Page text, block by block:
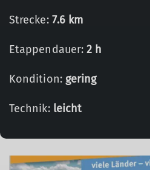
Strecke: 7.6 km
Etappendauer:2 h
Kondition: gering
Technik: leicht